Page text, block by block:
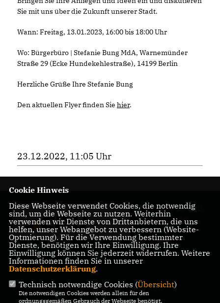
Sie mit uns über die Zukunft unserer Stadt.
Wann: Freitag, 13.01.2023, 16:00 bis 18:00 Uhr
Wo: Bürgerbüro | Stefanie Bung MdA, Warnemünder
Straße 29 (Ecke Hundekehlestraße), 14199 Berlin
Herzliche Grüße Ihre Stefanie Bung
Den aktuellen Flyer finden Sie hier.
23.12.2022, 11:05 Uhr
Homepage des CDU
Kreisverbandes
Charlottenburg-
Wilmersdorf
IMPRESSUM DATENSCHUTZ KONTAKT
Cookie Hinweis
Diese Webseite verwendet Cookies, die notwendig
sind, um die Webseite zu nutzen. Weiterhin
verwenden wir Dienste von Drittanbietern, die uns
helfen, unser Webangebot zu verbessern (Website-
Optmierung). Für die Verwendung bestimmter
Dienste, benötigen wir Ihre Einwilligung. Ihre
Einwilligung können Sie jederzeit widerrufen. Weitere
Informationen finden Sie in unserer
Datenschutzerklärung.
Technisch notwendige Cookies (Übersicht)
Die notwendigen Cookies werden allein für den
ordnungsgemäßen Gebrauch der Webseite benötigt.